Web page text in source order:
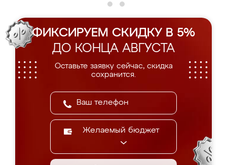
ФИКСИРУЕМ СКИДКУ В 5%
ДО КОНЦА АВГУСТА
Оставьте заявку сейчас, скидка
сохранится.
Желаемый бюджет